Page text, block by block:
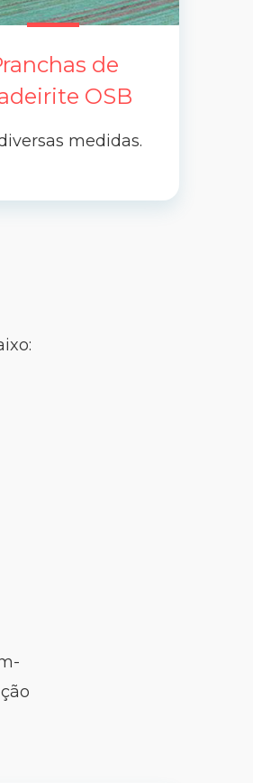
de
OSB
medidas.